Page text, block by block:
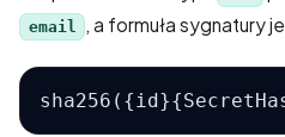
email , a formuła sygnatury